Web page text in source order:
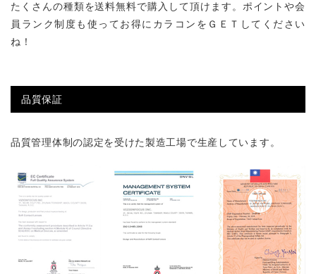
たくさんの種類を送料無料で購入して頂けます。ポイントや会
員ランク制度も使ってお得にカラコンをＧＥＴしてください
ね！
品質保証
品質管理体制の認定を受けた製造工場で生産しています。